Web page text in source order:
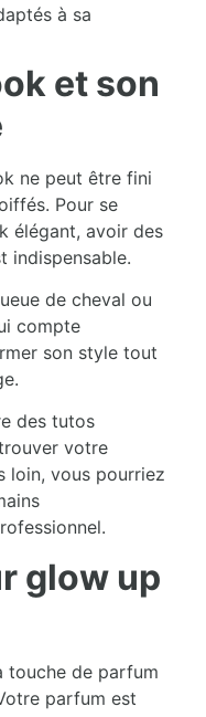
à sa
et son
ne peut être fini
Pour se
élégant, avoir des
indispensable.
de cheval ou
compte
son style tout
des tutos
votre
loin, vous pourriez
glow up
touche de parfum
parfum est